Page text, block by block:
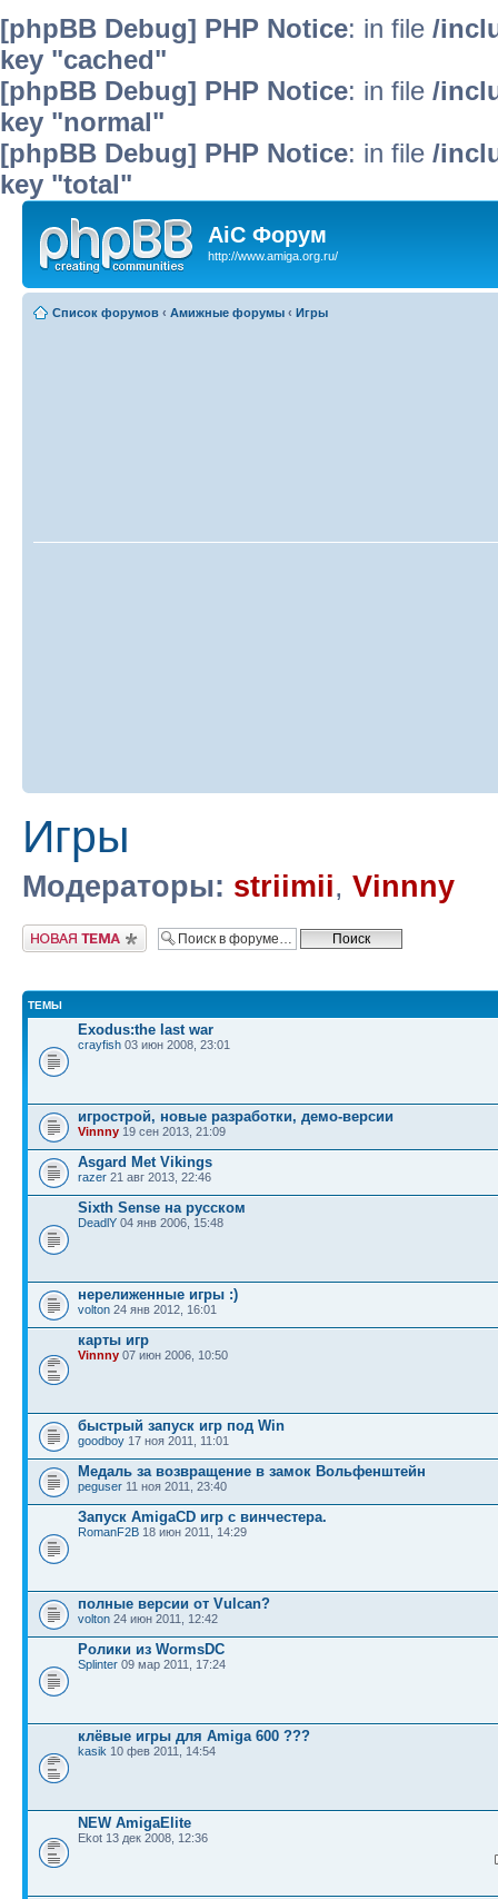
[phpBB Debug] PHP Notice: in file /
key "cached"
[phpBB Debug] PHP Notice: in file /
key "normal"
[phpBB Debug] PHP Notice: in file /
key "total"
AiC Форум
http://www.amiga.org.ru/
Список форумов ‹ Амижные форумы ‹ Игры
Игры
Модераторы: striimii, Vinnny
Новая тема
ТЕМЫ
Exodus:the last war
crayfish 03 июн 2008, 23:01
игрострой, новые разработки, демо-версии
Vinnny 19 сен 2013, 21:09
Asgard Met Vikings
razer 21 авг 2013, 22:46
Sixth Sense на русском
DeadlY 04 янв 2006, 15:48
нерелиженные игры :)
volton 24 янв 2012, 16:01
карты игр
Vinnny 07 июн 2006, 10:50
быстрый запуск игр под Win
goodboy 17 ноя 2011, 11:01
Медаль за возвращение в замок Вольфенштейн
peguser 11 ноя 2011, 23:40
Запуск AmigaCD игр с винчестера.
RomanF2B 18 июн 2011, 14:29
полные версии от Vulcan?
volton 24 июн 2011, 12:42
Ролики из WormsDC
Splinter 09 мар 2011, 17:24
клёвые игры для Amiga 600 ???
kasik 10 фев 2011, 14:54
NEW AmigaElite
Ekot 13 дек 2008, 12:36